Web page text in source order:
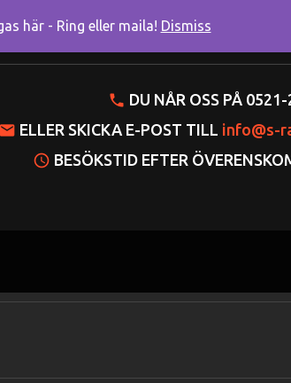
Mitt konto Varukorgen
DU NÅR OSS PÅ
ELLER SKICKA E-POST TILL info@s-
BESÖKSTID EFTER
här - Ring eller maila! Dismiss